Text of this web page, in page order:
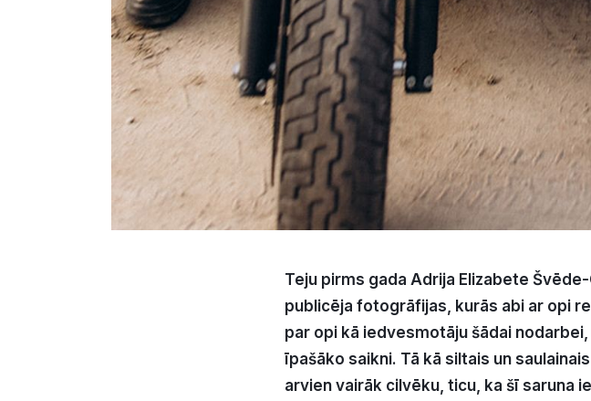
Teju pirms gada Adrija Elizabete
publicēja fotogrāfijas, kurās abi ar opi
par opi kā iedvesmotāju šādai
īpašāko saikni. Tā kā siltais un
arvien vairāk cilvēku, ticu, ka šī saruna